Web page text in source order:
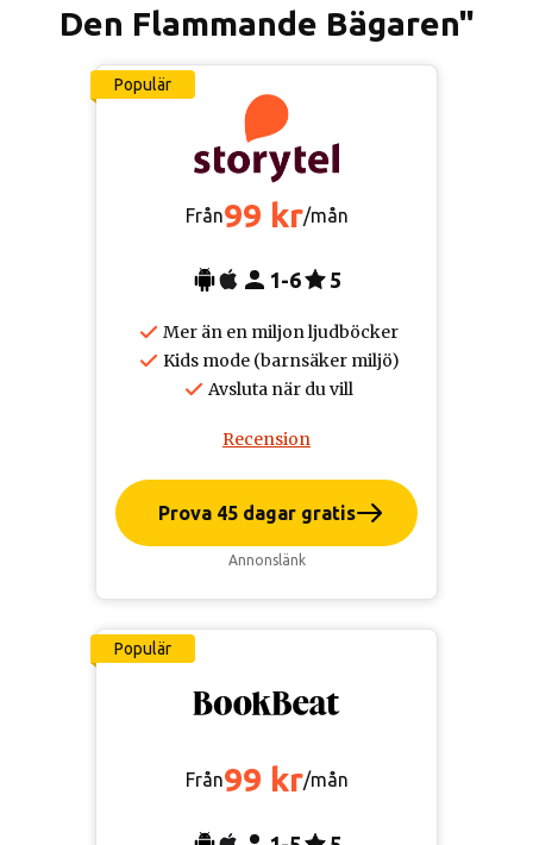
Den Flammande Bägaren"
Populär
Från99 kr/mån
1-6 5
Mer än en miljon ljudböcker
Kids mode (barnsäker miljö)
Avsluta när du vill
Recension
Prova 45 dagar gratis
Annonslänk
Populär
Från99 kr/mån